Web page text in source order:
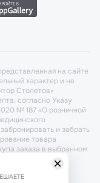
на сайте
характер и не
Столетов»
согласно Указу
№ 187 «О розничной
и забрать
товара
заказа в выбранном
Разрешение